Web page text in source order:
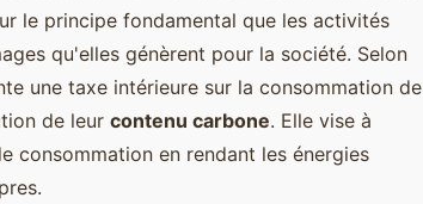
le principe fondamental que les activités
qu'elles génèrent pour la société. Selon
une taxe intérieure sur la consommation de
de leur contenu carbone. Elle vise à
consommation en rendant les énergies